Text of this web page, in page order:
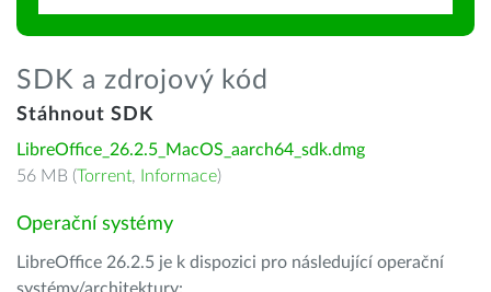
SDK a zdrojový kód
Stáhnout SDK
LibreOffice_26.2.5_MacOS_aarch64_sdk.dmg
56 MB (Torrent, Informace)
Operační systémy
LibreOffice 26.2.5 je k dispozici pro následující operační